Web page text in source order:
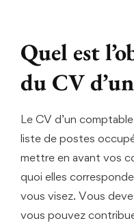
Quel est
du CV
Le CV d’un
liste de postes
mettre en avant vos
quoi elles
vous visez. Vous
vous pouvez